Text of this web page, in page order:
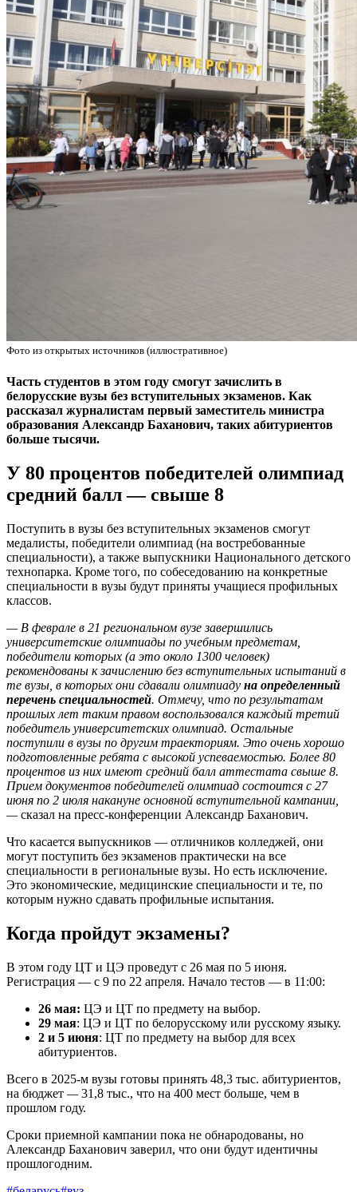
Фото из открытых источников (иллюстративное)
Часть студентов в этом году смогут зачислить в
белорусские вузы без вступительных экзаменов. Как
рассказал журналистам первый заместитель министра
образования Александр Баханович, таких абитуриентов
больше тысячи.
У 80 процентов победителей олимпиад
средний балл — свыше 8
Поступить в вузы без вступительных экзаменов смогут
медалисты, победители олимпиад (на востребованные
специальности), а также выпускники Национального детского
технопарка. Кроме того, по собеседованию на конкретные
специальности в вузы будут приняты учащиеся профильных
классов.
— В феврале в 21 региональном вузе завершились
университетские олимпиады по учебным предметам,
победители которых (а это около 1300 человек)
рекомендованы к зачислению без вступительных испытаний в
те вузы, в которых они сдавали олимпиаду на определенный
перечень специальностей. Отмечу, что по результатам
прошлых лет таким правом воспользовался каждый третий
победитель университетских олимпиад. Остальные
поступили в вузы по другим траекториям. Это очень хорошо
подготовленные ребята с высокой успеваемостью. Более 80
процентов из них имеют средний балл аттестата свыше 8.
Прием документов победителей олимпиад состоится с 27
июня по 2 июля накануне основной вступительной кампании,
—сказал на пресс-конференции Александр Баханович.
Что касается выпускников — отличников колледжей, они
могут поступить без экзаменов практически на все
специальности в региональные вузы. Но есть исключение.
Это экономические, медицинские специальности и те, по
которым нужно сдавать профильные испытания.
Когда пройдут экзамены?
В этом году ЦТ и ЦЭ проведут с 26 мая по 5 июня.
Регистрация — с 9 по 22 апреля. Начало тестов — в 11:00:
26 мая: ЦЭ и ЦТ по предмету на выбор.
29 мая: ЦЭ и ЦТ по белорусскому или русскому языку.
2 и 5 июня: ЦТ по предмету на выбор для всех
абитуриентов.
Всего в 2025-м вузы готовы принять 48,3 тыс. абитуриентов,
на бюджет —31,8 тыс., что на 400 мест больше, чем в
прошлом году.
Сроки приемной кампании пока не обнародованы, но
Александр Баханович заверил, что они будут идентичны
прошлогодним.